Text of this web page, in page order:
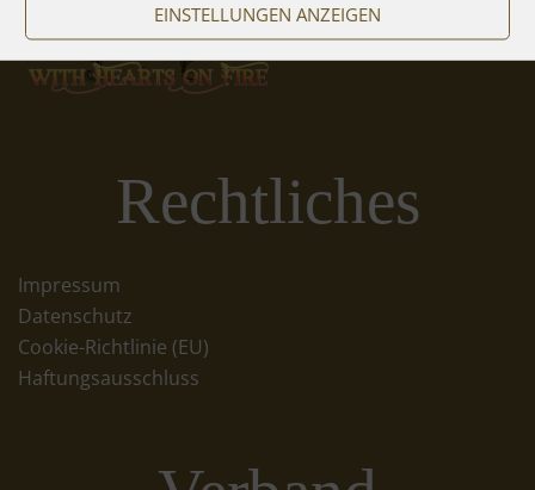
EINSTELLUNGEN ANZEIGEN
Rechtliches
Impressum
Datenschutz
Cookie-Richtlinie (EU)
Haftungsausschluss